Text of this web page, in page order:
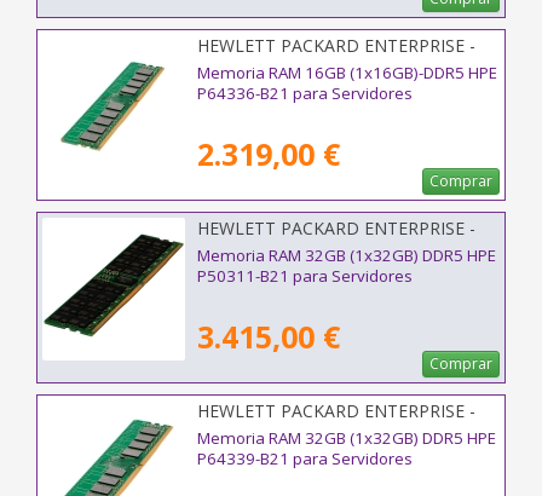
HEWLETT PACKARD ENTERPRISE -
P64336-B21
Memoria RAM 16GB (1x16GB)-DDR5 HPE
P64336-B21 para Servidores
2.319,00 €
Comprar
HEWLETT PACKARD ENTERPRISE -
P50311-B21
Memoria RAM 32GB (1x32GB) DDR5 HPE
P50311-B21 para Servidores
3.415,00 €
Comprar
HEWLETT PACKARD ENTERPRISE -
P64339-B21
Memoria RAM 32GB (1x32GB) DDR5 HPE
P64339-B21 para Servidores